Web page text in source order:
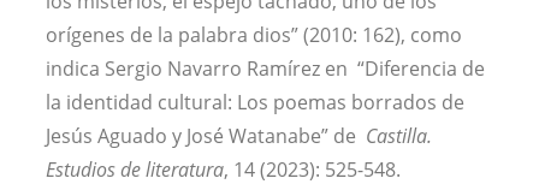
orígenes de la palabra dios” (2010: 162), como
indica Sergio Navarro Ramírez en “Diferencia de
la identidad cultural: Los poemas borrados de
Jesús Aguado y José Watanabe” de Castilla.
Estudios de literatura, 14 (2023): 525-548.